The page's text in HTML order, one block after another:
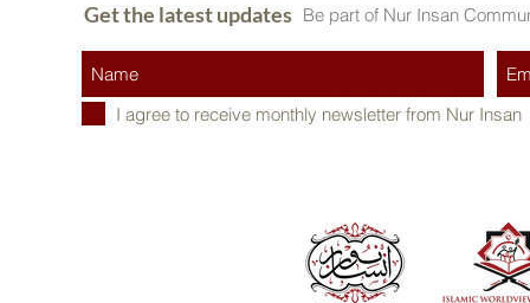
Get the latest updates Be part of Nur Insan
I agree to receive monthly newsletter from Nur Insan